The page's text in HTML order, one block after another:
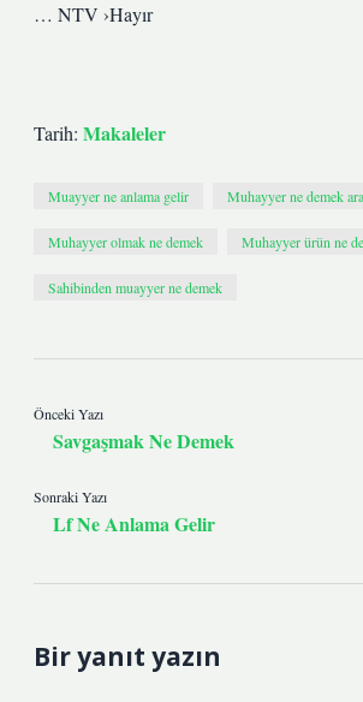
… NTV ›Hayır
Tarih: Makaleler
Muayyer ne anlama gelir Muhayyer ne demek
Muhayyer olmak ne demek Muhayyer ürün ne
Sahibinden muayyer ne demek
Önceki Yazı
Savgaşmak Ne Demek
Sonraki Yazı
Lf Ne Anlama Gelir
Bir yanıt yazın